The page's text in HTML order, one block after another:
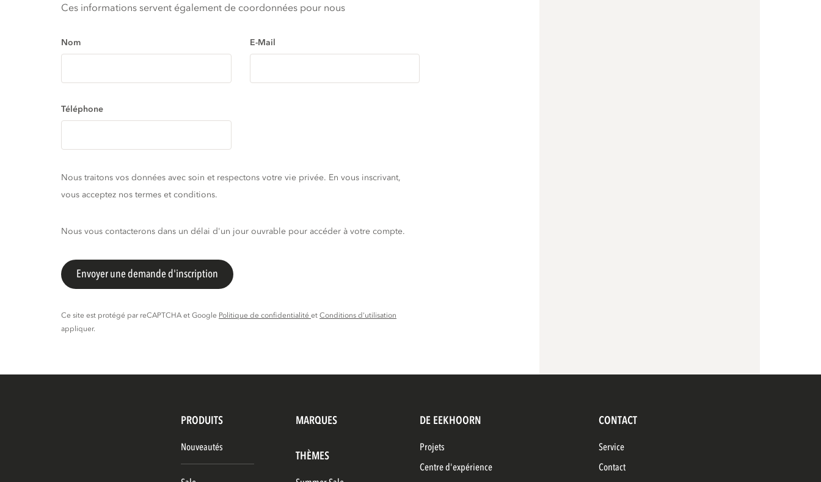
Ces informations servent également de coordonnées pour nous
Nom E-Mail
Téléphone
Nous traitons vos données avec soin et respectons votre vie privée. En vous inscrivant,
vous acceptez nos termes et conditions.
Nous vous contacterons dans un délai d'un jour ouvrable pour accéder à votre compte.
Envoyer une demande d'inscription
Ce site est protégé par reCAPTCHA et Google Politique de confidentialitéetConditions d'utilisation
appliquer.
PRODUITS MARQUES
Nouveautés
THÈMES
DE EEKHOORN
Projets
Centre d'expérience
CONTACT
Service
Contact